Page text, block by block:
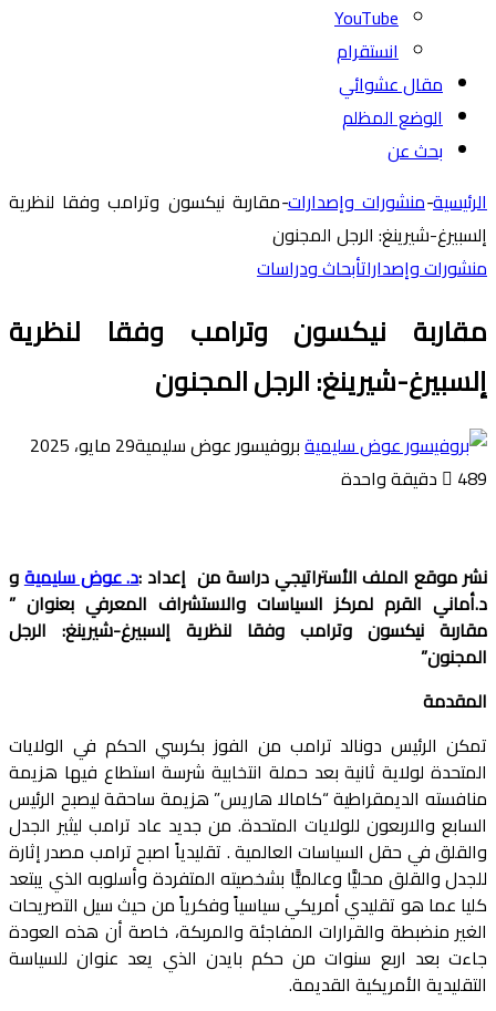
‫YouTube
انستقرام
مقال عشوائي
الوضع المظلم
بحث عن
الرئيسية-منشورات وإصدارات-مقاربة نيكسون وترامب وفقا لنظرية
إلسبيرغ-شيرينغ: الرجل المجنون
منشورات وإصداراتأبحاث ودراسات
مقاربة نيكسون وترامب وفقا لنظرية
إلسبيرغ-شيرينغ: الرجل المجنون
بروفيسور عوض سليمية29 مايو، 2025
489
دقيقة واحدة
نشر موقع الملف الأستراتيجي دراسة من إعداد :د. عوض سليميةو
د.أماني القرم لمركز السياسات والاستشراف المعرفي بعنوان ”
مقاربة نيكسون وترامب وفقا لنظرية إلسبيرغ-شيرينغ: الرجل
المجنون”
المقدمة
تمكن الرئيس دونالد ترامب من الفوز بكرسي الحكم في الولايات
المتحدة لولاية ثانية بعد حملة انتخابية شرسة استطاع فيها هزيمة
منافسته الديمقراطية “كامالا هاريس” هزيمة ساحقة ليصبح الرئيس
السابع والاربعون للولايات المتحدة. من جديد عاد ترامب ليثير الجدل
والقلق في حقل السياسات العالمية . تقليدياً اصبح ترامب مصدر إثارة
للجدل والقلق محليَّا وعالميًّا بشخصيته المتفردة وأسلوبه الذي يبتعد
كليا عما هو تقليدي أمريكي سياسياً وفكرياً من حيث سيل التصريحات
الغير منضبطة والقرارات المفاجئة والمربكة، خاصة أن هذه العودة
جاءت بعد اربع سنوات من حكم بايدن الذي يعد عنوان للسياسة
التقليدية الأمريكية القديمة.